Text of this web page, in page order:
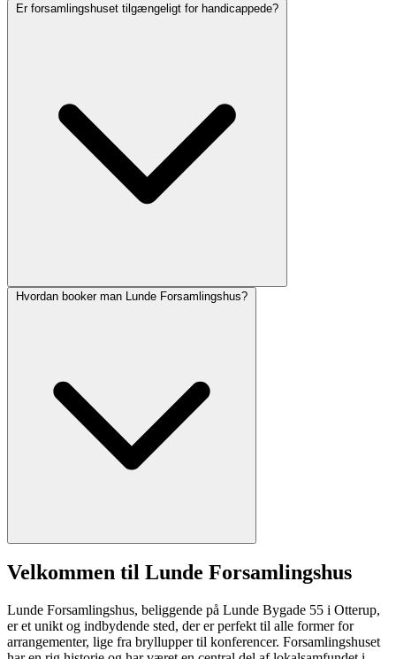
Er forsamlingshuset tilgængeligt for handicappede?
Hvordan booker man Lunde Forsamlingshus?
Velkommen til Lunde Forsamlingshus
Lunde Forsamlingshus, beliggende på Lunde Bygade 55 i Otterup,
er et unikt og indbydende sted, der er perfekt til alle former for
arrangementer, lige fra bryllupper til konferencer. Forsamlingshuset